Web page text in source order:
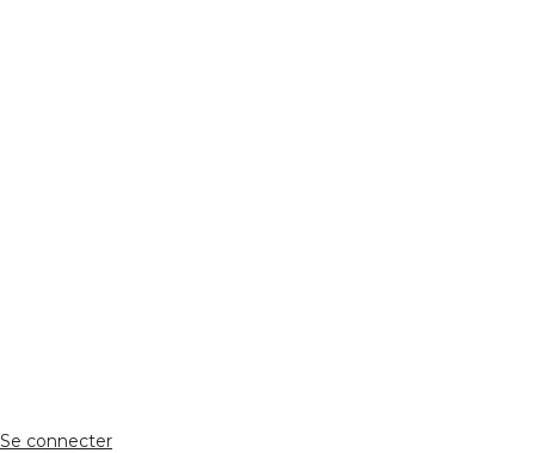
Se connecter